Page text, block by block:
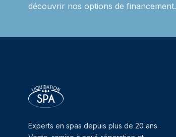
découvrir nos options de financement.
Experts en spas depuis plus de 20 ans.